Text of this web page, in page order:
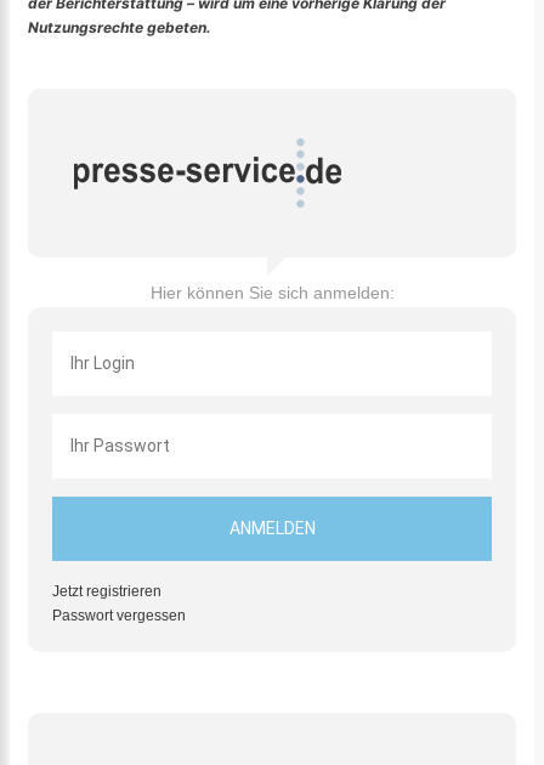
Nutzungsrechte gebeten.
Hier können Sie sich anmelden:
Jetzt registrieren
Passwort vergessen